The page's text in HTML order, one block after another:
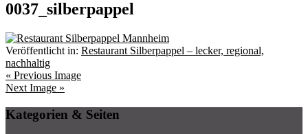
0037_silberpappel
Veröffentlicht in: Restaurant Silberpappel – lecker, regional,
nachhaltig
« Previous Image
Next Image »
Kategorien & Seiten